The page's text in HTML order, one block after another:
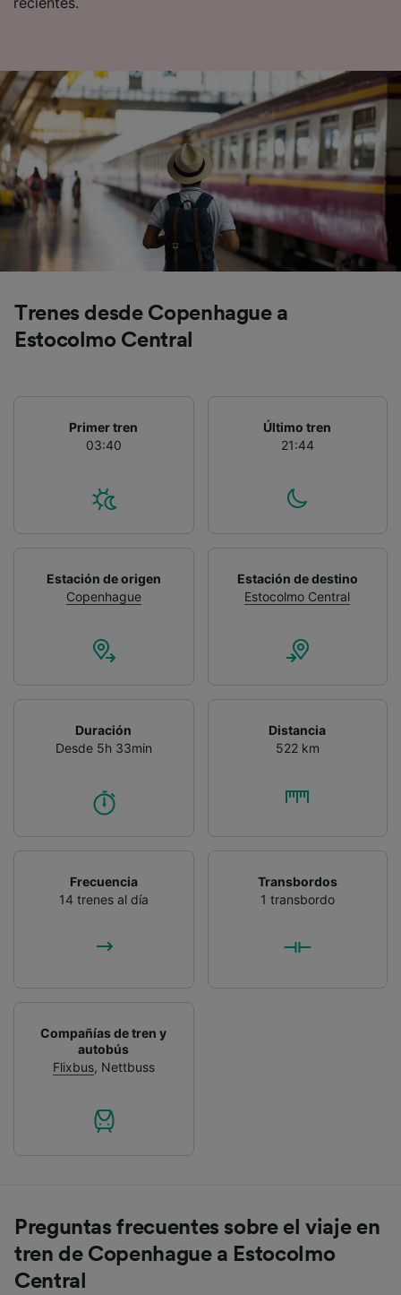
Trenes desde Copenhague a
Estocolmo Central
Primer tren
03:40
Último tren
21:44
Estación de origen
Copenhague
Estación de destino
Estocolmo Central
Duración
Desde 5h 33min
Distancia
522 km
Frecuencia
14 trenes al día
Transbordos
1 transbordo
Compañías de tren y
autobús
Flixbus, Nettbuss
Preguntas frecuentes sobre el viaje en
tren de Copenhague a Estocolmo
Central
Utilizar datos de localización geográfica
dispositivo y/o acceder a ella. Publicidad y
contenido personalizados, medición de
publicidad y contenido, investigación de
audiencia y desarrollo de servicios.
Lista de asociados (proveedores)